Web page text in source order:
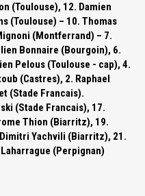
(Toulouse), 12. Damien
(Toulouse) – 10. Thomas
(Montferrand) – 7.
Bonnaire (Bourgoin), 6.
Pelous (Toulouse - cap), 4.
(Castres), 2. Raphael
(Stade Francais).
(Stade Francais), 17.
Thion (Biarritz), 19.
Yachvili (Biarritz), 21.
(Perpignan)